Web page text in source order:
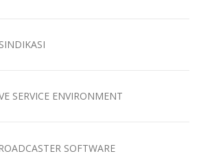
SERVICE ENVIRONMENT
SOFTWARE